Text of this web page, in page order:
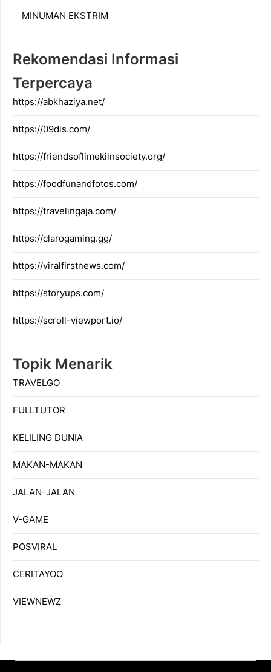
MINUMAN EKSTRIM
Rekomendasi Informasi
Terpercaya
https://abkhaziya.net/
https://09dis.com/
https://friendsoflimekilnsociety.org/
https://foodfunandfotos.com/
https://travelingaja.com/
https://clarogaming.gg/
https://viralfirstnews.com/
https://storyups.com/
https://scroll-viewport.io/
Topik Menarik
TRAVELGO
FULLTUTOR
KELILING DUNIA
MAKAN-MAKAN
JALAN-JALAN
V-GAME
POSVIRAL
CERITAYOO
VIEWNEWZ